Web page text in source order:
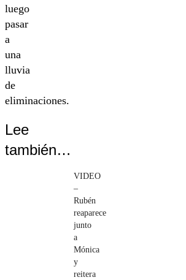
luego
pasar
a
una
lluvia
de
eliminaciones.
Lee
también…
VIDEO
–
Rubén
reaparece
junto
a
Mónica
y
reitera